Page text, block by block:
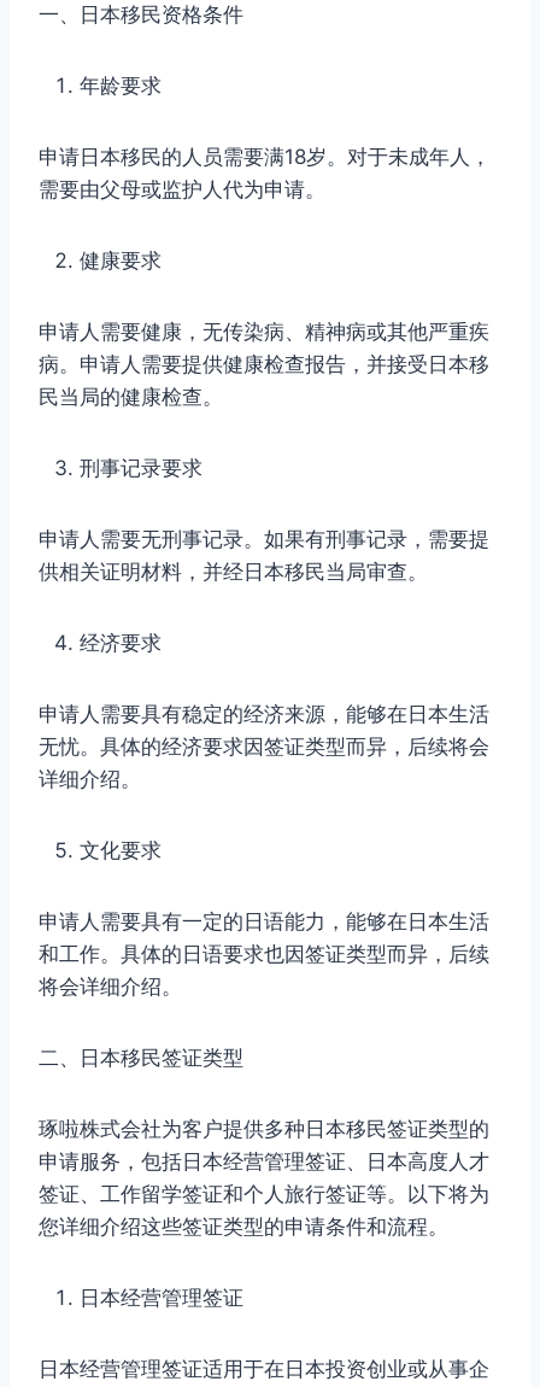
一、日本移民资格条件
年龄要求
申请日本移民的人员需要满18岁。对于未成年人，
需要由父母或监护人代为申请。
健康要求
申请人需要健康，无传染病、精神病或其他严重疾
病。申请人需要提供健康检查报告，并接受日本移
民当局的健康检查。
刑事记录要求
申请人需要无刑事记录。如果有刑事记录，需要提
供相关证明材料，并经日本移民当局审查。
经济要求
申请人需要具有稳定的经济来源，能够在日本生活
无忧。具体的经济要求因签证类型而异，后续将会
详细介绍。
文化要求
申请人需要具有一定的日语能力，能够在日本生活
和工作。具体的日语要求也因签证类型而异，后续
将会详细介绍。
二、日本移民签证类型
琢啦株式会社为客户提供多种日本移民签证类型的
申请服务，包括日本经营管理签证、日本高度人才
签证、工作留学签证和个人旅行签证等。以下将为
您详细介绍这些签证类型的申请条件和流程。
日本经营管理签证
日本经营管理签证适用于在日本投资创业或从事企